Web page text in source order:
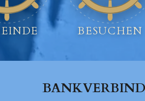
BESUCHEN